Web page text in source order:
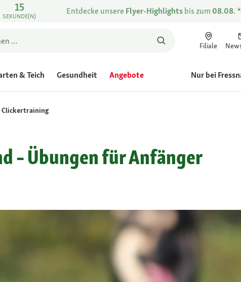
15
SEKUNDE(N) Entdecke unsere Flyer-Highlightsbis zum08.08.
Filiale
& Teich Gesundheit Angebote Nur bei
Clickertraining
– Übungen für Anfänger